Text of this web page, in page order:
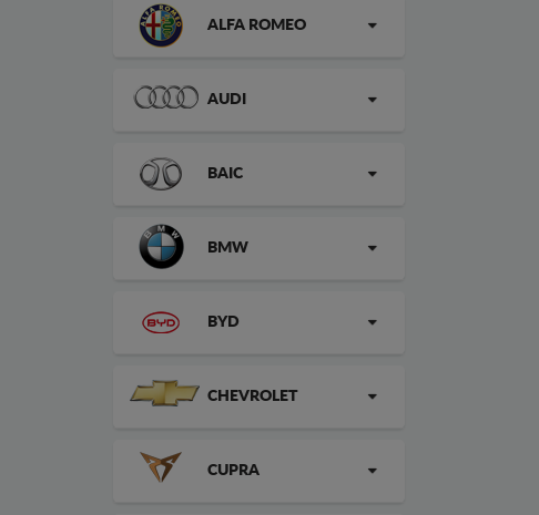
ALFA ROMEO
AUDI
BAIC
BMW
BYD
CHEVROLET
CUPRA